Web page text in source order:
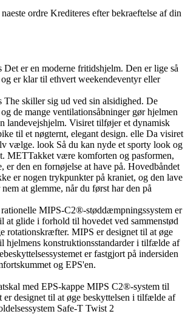
ordre Krediteres efter bekraeftelse af din
er en moderne fritidshjelm. Den er lige så
er klar til ethvert weekendeventyr eller
skiller sig ud ved sin alsidighed. De
de mange ventilationsåbninger gør hjelmen
landevejshjelm. Visiret tilføjer et dynamisk
til et nøgternt, elegant design. elle Da visiret
vælge. look Så du kan nyde et sporty look og
METTakket være komforten og pasformen,
er den en fornøjelse at have på. Hovedbåndet
er nogen trykpunkter på kraniet, og den lave
at glemme, når du først har den på
MIPS-C2®-støddæmpningssystem er
at glide i forhold til hovedet ved sammenstød
rotationskræfter. MIPS er designet til at øge
hjelmens konstruktionsstandarder i tilfælde af
er fastgjort på indersiden
og EPS'en.
med EPS-kappe MIPS C2®-system til
er designet til at øge beskyttelsen i tilfælde af
Safe-T Twist 2